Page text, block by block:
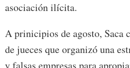
asociación ilícita.
A prinicipios de agosto, Saca
de jueces que organizó una